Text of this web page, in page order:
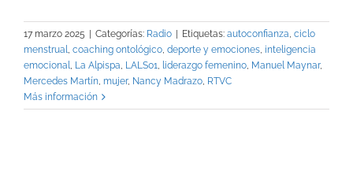
17 marzo 2025 Categorías: Radio Etiquetas: autoconfianza, ciclo
menstrual, coaching ontológico, deporte y emociones, inteligencia
emocional, La Alpispa, LALS01, liderazgo femenino, Manuel Maynar,
Mercedes Martín, mujer, Nancy Madrazo, RTVC
Más información